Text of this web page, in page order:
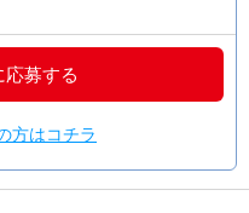
応募する
方はコチラ